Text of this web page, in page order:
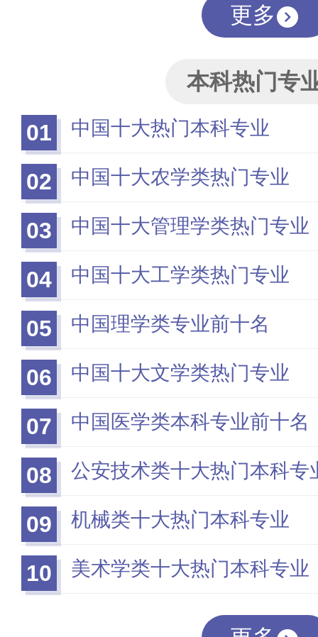
更多
本科热门专
01
中国十大热门本科专业
02 中国十大农学类热门专业
03 中国十大管理学类热门专业
04 中国十大工学类热门专业
05 中国理学类专业前十名
06 中国十大文学类热门专业
07 中国医学类本科专业前十名
08 公安技术类十大热门本科专
09 机械类十大热门本科专业
10 美术学类十大热门本科专业